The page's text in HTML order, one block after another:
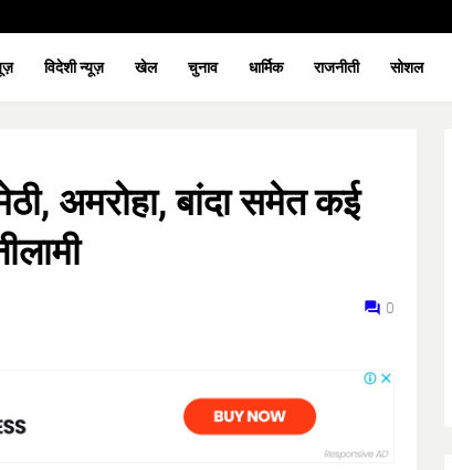
विदेशी न्यूज़ खेल चुनाव धार्मिक राजनीती सोशल
अमरोहा, बांदा समेत कई
0